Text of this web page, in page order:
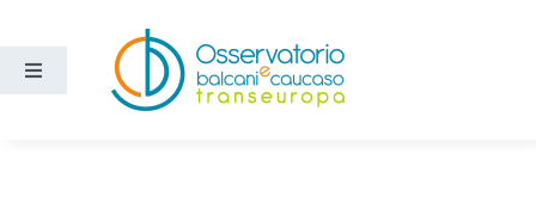
contenuto
Toggle